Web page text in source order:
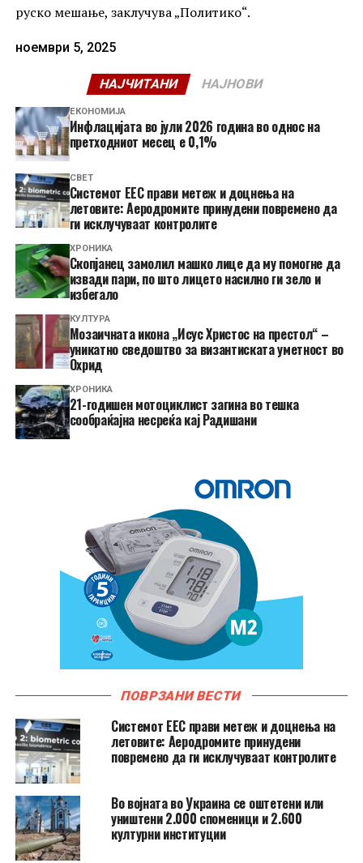
руско мешање, заклучува „Политико“.
ноември 5, 2025
НАЈЧИТАНИ НАЈНОВИ
ЕКОНОМИЈА
Инфлацијата во јули 2026 година во однос на
претходниот месец е 0,1%
СВЕТ
Системот ЕЕС прави метеж и доцнења на
летовите: Аеродромите принудени повремено да
ги исклучуваат контролите
ХРОНИКА
Скопјанец замолил машко лице да му помогне да
извади пари, по што лицето насилно ги зело и
избегало
КУЛТУРА
Мозаичната икона „Исус Христос на престол“ –
уникатно сведоштво за византиската уметност во
Охрид
ХРОНИКА
21-годишен мотоциклист загина во тешка
сообраќајна несреќа кај Радишани
ПОВРЗАНИ ВЕСТИ
Системот ЕЕС прави метеж и доцнења на
летовите: Аеродромите принудени
повремено да ги исклучуваат контролите
Во војната во Украина се оштетени или
уништени 2.000 споменици и 2.600
културни институции